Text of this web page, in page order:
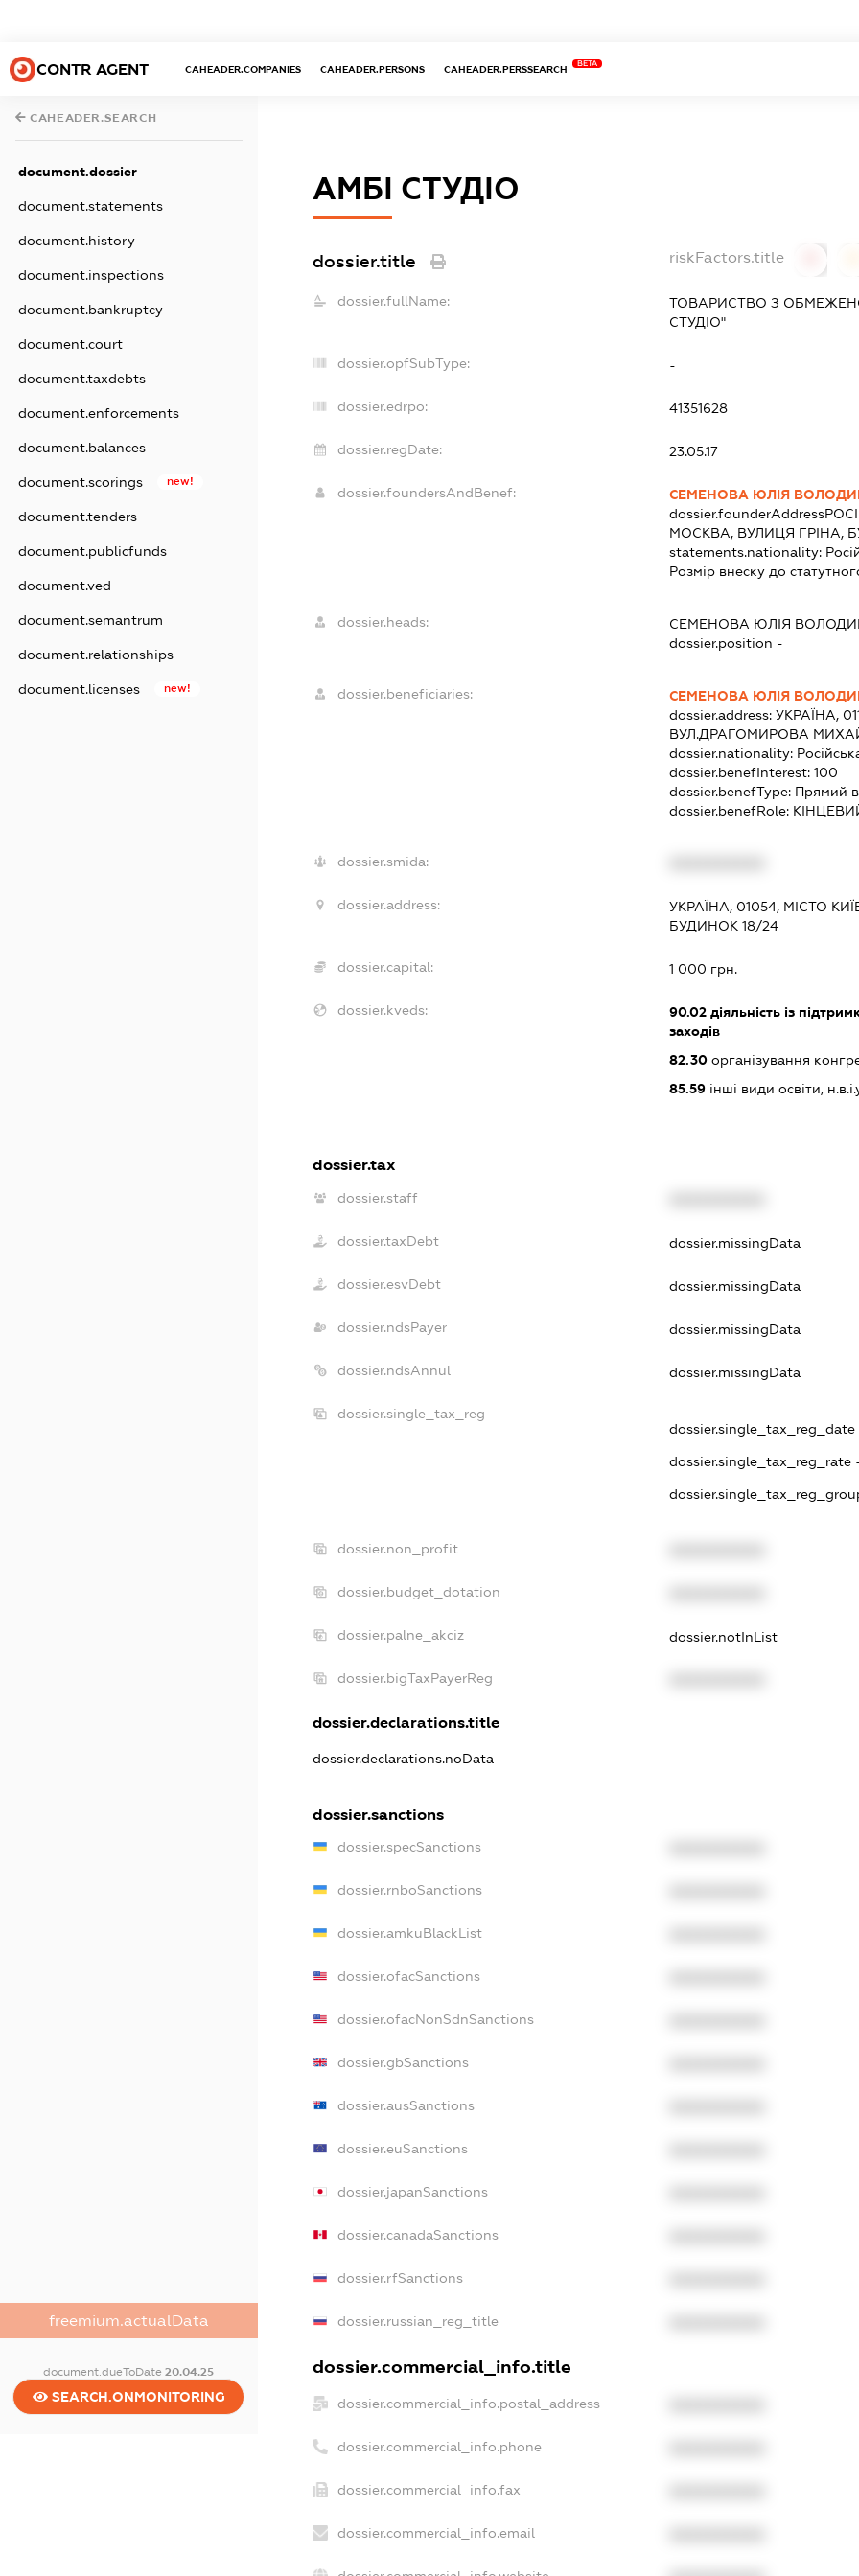
CONTR AGENT CAHEADER.COMPANIES CAHEADER.PERSONS CAHEADER.PERSSEARCH
BETA
CAHEADER.SEARCH
document.dossier
document.statements
document.history
document.inspections
document.bankruptcy
document.court
document.taxdebts
document.enforcements
document.balances
document.scorings new!
document.tenders
document.publicfunds
document.ved
document.semantrum
document.relationships
document.licenses new!
freemium.actualData
document.dueToDate20.04.25
SEARCH.ONMONITORING
АМБІ СТУДІО
dossier.title riskFactors.title
dossier.fullName:
ТОВАРИСТВО З
СТУДІО"
dossier.opfSubType: -
dossier.edrpo: 41351628
dossier.regDate: 23.05.17
dossier.foundersAndBenef:
СЕМЕНОВА ЮЛІЯ
dossier.founderAddress
МОСКВА, ВУЛИЦЯ ГРІНА,
statements.nationality:
Розмір внеску до
dossier.heads: СЕМЕНОВА ЮЛІЯ
dossier.position -
dossier.beneficiaries:
СЕМЕНОВА ЮЛІЯ
dossier.address: УКРАЇНА,
ВУЛ.ДРАГОМИРОВА
dossier.nationality:
dossier.benefInterest: 100
dossier.benefType: Прямий
dossier.benefRole:
dossier.smida:
dossier.address:
УКРАЇНА, 01054, МІСТО
БУДИНОК 18/24
dossier.capital: 1 000 грн.
dossier.kveds: 90.02діяльність із
заходів
82.30організування
85.59інші види освіти,
dossier.tax
dossier.staff
dossier.taxDebt dossier.missingData
dossier.esvDebt dossier.missingData
dossier.ndsPayer dossier.missingData
dossier.ndsAnnul dossier.missingData
dossier.single_tax_reg
dossier.single_tax_reg_date
dossier.single_tax_reg_rate
dossier.non_profit
dossier.budget_dotation
dossier.palne_akciz dossier.notInList
dossier.bigTaxPayerReg
dossier.declarations.title
dossier.declarations.noData
dossier.sanctions
dossier.specSanctions
dossier.rnboSanctions
dossier.amkuBlackList
dossier.ofacSanctions
dossier.ofacNonSdnSanctions
dossier.gbSanctions
dossier.ausSanctions
dossier.euSanctions
dossier.japanSanctions
dossier.canadaSanctions
dossier.rfSanctions
dossier.russian_reg_title
dossier.commercial_info.title
dossier.commercial_info.postal_address
dossier.commercial_info.phone
dossier.commercial_info.fax
dossier.commercial_info.email